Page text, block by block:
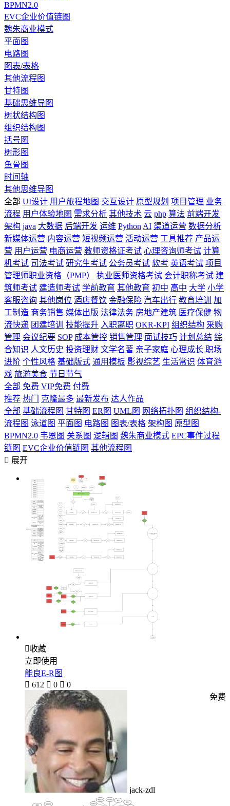
BPMN2.0
EVC企业价值链图
魏朱商业模式
平面图
电路图
图表/表格
其他流程图
甘特图
基础思维导图
树状结构图
组织结构图
括号图
树形图
鱼骨图
时间轴
其他思维导图
全部 UI设计 用户旅程地图 交互设计 原型规划 项目管理 业务
流程 用户体验地图 需求分析 其他技术 云 php 算法 前端开发
架构 java 大数据 后端开发 运维 Python AI 渠道运营 数据分析
新媒体运营 内容运营 短视频运营 活动运营 工具推荐 产品运
营 用户运营 电商运营 教师资格证考试 心理咨询师考试 计算
机考试 司法考试 研究生考试 公务员考试 软考 英语考试 项目
管理师职业资格（PMP）
执业医师资格考试 会计职称考试 建
筑师考试 建造师考试 学前教育 其他教育 初中 高中 大学 小学
客服咨询 其他岗位 酒店餐饮 金融保险 汽车出行 教育培训
加
工制造 商务销售 媒体出版 法律法务 房地产建筑 医疗保健 物
流快递 团建培训 技能提升 入职离职 OKR-KPI 组织结构 采购
管理 会议纪要 SOP 成本管控 销售管理 面试技巧 计划总结 综
合知识 人文历史 投资理财 文学名著 亲子家庭 心理成长 职场
进阶 个性风格 基础版式 通用模板 影视综艺 生活常识 体育游
戏 旅游美食 节日节气
全部 免费 VIP免费 付费
推荐 热门 克隆最多 最新发布 达人作品
全部 基础流程图 甘特图 ER图 UML图 网络拓扑图 组织结构-
流程图 泳道图 平面图 电路图 图表/表格 架构图 原型图
BPMN2.0 韦恩图 关系图 逻辑图 魏朱商业模式 EPC事件过程
链图 EVC企业价值链图 其他流程图
 展开
收藏
立即使用
能良E-R图
 612  0  0
jack-zdl
免费